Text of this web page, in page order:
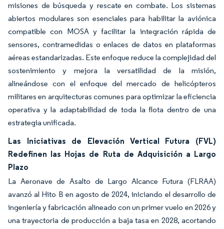
misiones de búsqueda y rescate en combate. Los sistemas
abiertos modulares son esenciales para habilitar la aviónica
compatible con MOSA y facilitar la integración rápida de
sensores, contramedidas o enlaces de datos en plataformas
aéreas estandarizadas. Este enfoque reduce la complejidad del
sostenimiento y mejora la versatilidad de la misión,
alineándose con el enfoque del mercado de helicópteros
militares en arquitecturas comunes para optimizar la eficiencia
operativa y la adaptabilidad de toda la flota dentro de una
estrategia unificada.
Las Iniciativas de Elevación Vertical Futura (FVL)
Redefinen las Hojas de Ruta de Adquisición a Largo
Plazo
La Aeronave de Asalto de Largo Alcance Futura (FLRAA)
avanzó al Hito B en agosto de 2024, iniciando el desarrollo de
ingeniería y fabricación alineado con un primer vuelo en 2026 y
una trayectoria de producción a baja tasa en 2028, acortando